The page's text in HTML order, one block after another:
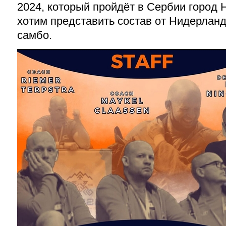
2024, который пройдёт в Сербии город
хотим представить состав от
самбо.